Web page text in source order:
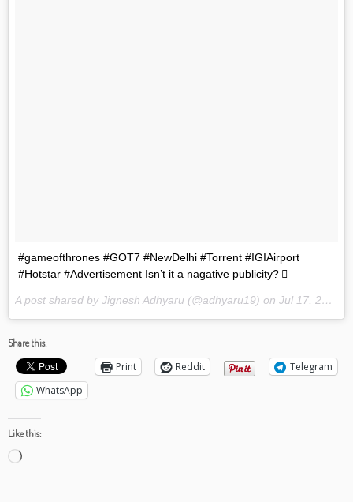
#gameofthrones #GOT7 #NewDelhi #Torrent #IGIAirport
#Hotstar #Advertisement Isn’t it a nagative publicity?
A post shared by Jignesh Adhyaru (@adhyaru19) on Jul 17, 2017 at 9:36pm PDT
Share this:
Print Reddit
Telegram
WhatsApp
Like this:
Loading…